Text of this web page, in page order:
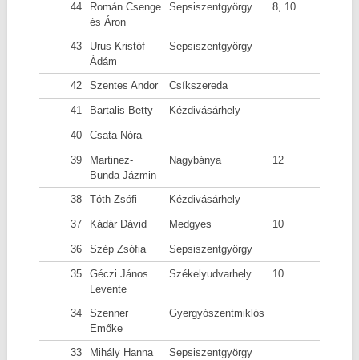
44
Román Csenge
és Áron
Sepsiszentgyörgy 8, 10
43
Urus Kristóf
Ádám
Sepsiszentgyörgy
42 Szentes Andor Csíkszereda
41 Bartalis Betty Kézdivásárhely
40 Csata Nóra
39
Martinez-
Bunda Jázmin
Nagybánya 12
38 Tóth Zsófi Kézdivásárhely
37 Kádár Dávid Medgyes 10
36 Szép Zsófia Sepsiszentgyörgy
35
Géczi János
Levente
Székelyudvarhely 10
34
Szenner
Emőke
Gyergyószentmiklós
33 Mihály Hanna Sepsiszentgyörgy